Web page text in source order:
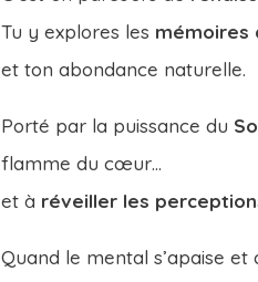
Tu y explores les mémoires
et ton abondance naturelle.
Porté par la puissance du
flamme du cœur…
et à réveiller les
Quand le mental s’apaise